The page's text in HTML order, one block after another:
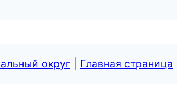
округ Главная страница